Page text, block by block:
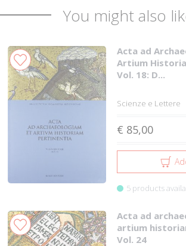
You might also
Acta ad
Artium
Vol. 18: D...
Scienze e Lettere
€ 85,00
5 products
Acta ad
artium
Vol. 24